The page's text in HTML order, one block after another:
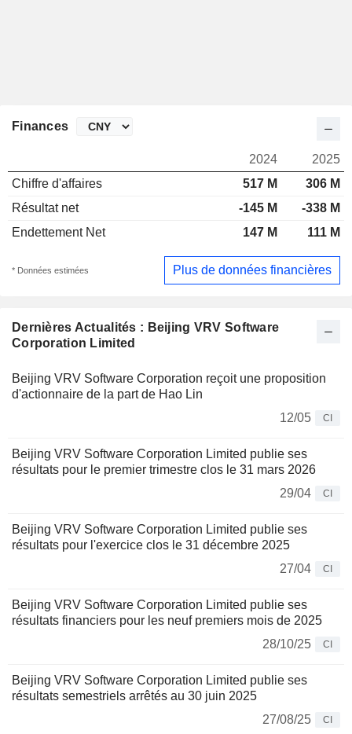
Dernières Actualités : Beijing VRV Software
Corporation Limited
Beijing VRV Software Corporation reçoit une proposition
d'actionnaire de la part de Hao Lin
12/05
CI
Beijing VRV Software Corporation Limited publie ses
résultats pour le premier trimestre clos le 31 mars 2026
29/04
CI
Beijing VRV Software Corporation Limited publie ses
résultats pour l'exercice clos le 31 décembre 2025
27/04
CI
Beijing VRV Software Corporation Limited publie ses
résultats financiers pour les neuf premiers mois de 2025
28/10/25
CI
Beijing VRV Software Corporation Limited publie ses
résultats semestriels arrêtés au 30 juin 2025
27/08/25
CI
Finances
2024
2025
Chiffre d'affaires
517 M
306 M
Résultat net
-145 M
-338 M
Endettement Net
147 M 111 M
* Données estimées Plus de données financières